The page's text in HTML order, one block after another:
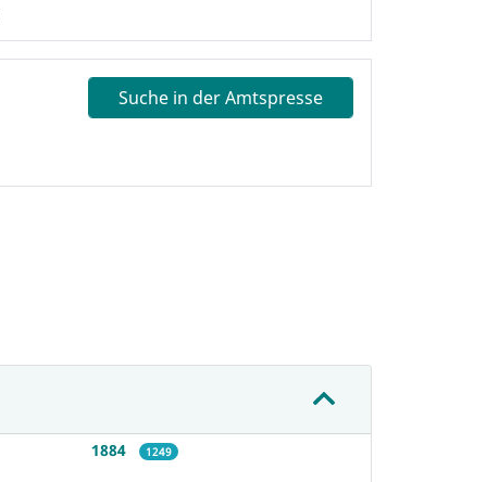
Suche in der Amtspresse
1884 1249